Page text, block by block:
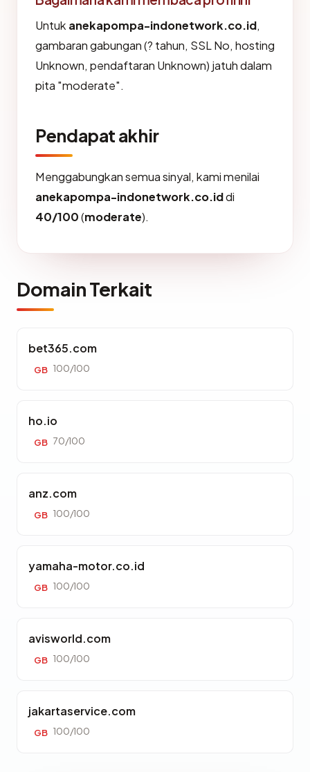
Untuk anekapompa-indonetwork.co.id,
gambaran gabungan (? tahun, SSL No, hosting
Unknown, pendaftaran Unknown) jatuh dalam
pita "moderate".
Pendapat akhir
Menggabungkan semua sinyal, kami menilai
anekapompa-indonetwork.co.iddi
40/100(moderate).
Domain Terkait
bet365.com
GB 100/100
ho.io
GB 70/100
anz.com
GB 100/100
yamaha-motor.co.id
GB 100/100
avisworld.com
GB 100/100
jakartaservice.com
GB 100/100